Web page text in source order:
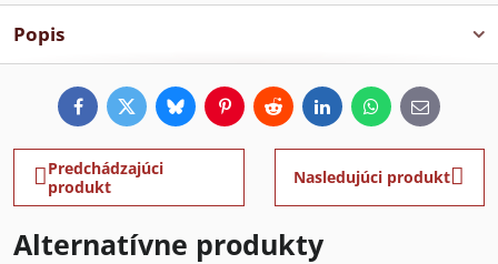
Popis
FacebookTwitterBlueskyPinterestRedditLinkedInWhatsApp
E-
mail
Predchádzajúci
produkt
Nasledujúci produkt
Alternatívne produkty